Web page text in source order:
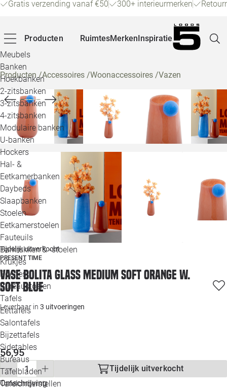
Gratis verzending vanaf €50 300+ interieurmerken
Producten
Meubels
Banken
Hoekbanken
2-zitsbanken
3-zitsbanken
4-zitsbanken
Modulaire banken
U-banken
Hockers
Hal- &
Eetkamerbanken
Daybeds
Slaapbanken
Stoelen
Eetkamerstoelen
Fauteuils
Barkrukken & -stoelen
Krukjes
Poefjes
Bureaustoelen
Tafels
Eettafels
Salontafels
Bijzettafels
Sidetables
Bureaus
Tafelbladen
Tafelonderstellen
RuimtesMerkenInspiratie
Alle
Producten/Accessoires /Woonaccessoires /Vazen
Tijdelijk uitverkocht
PRESENT TIME
Vase Bolita glass medium soft orange w.
soft blue
Leverbaar in 3 uitvoeringen
56,95
Tijdelijk uitverkocht
Omschrijving